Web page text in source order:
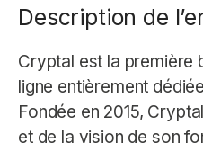
Description de
Cryptal est la première
ligne entièrement
Fondée en 2015,
et de la vision de son